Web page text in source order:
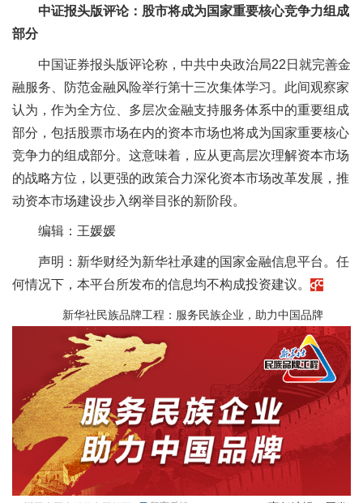
中证报头版评论：股市将成为国家重要核心竞争力组成
部分
中国证券报头版评论称，中共中央政治局22日就完善金
融服务、防范金融风险举行第十三次集体学习。此间观察家
认为，作为全方位、多层次金融支持服务体系中的重要组成
部分，包括股票市场在内的资本市场也将成为国家重要核心
竞争力的组成部分。这意味着，应从更高层次理解资本市场
的战略方位，以更强的政策合力深化资本市场改革发展，推
动资本市场建设步入纲举目张的新阶段。
编辑：王媛媛
声明：新华财经为新华社承建的国家金融信息平台。任
何情况下，本平台所发布的信息均不构成投资建议。
新华社民族品牌工程：服务民族企业，助力中国品牌